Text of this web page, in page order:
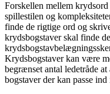
Forskellen mellem
spillestilen og
finde de rigtige ord og
krydsbogstaver skal finde
Krydsbogstaver kan være
begrænset antal ledetråde
bogstaver der kan passe